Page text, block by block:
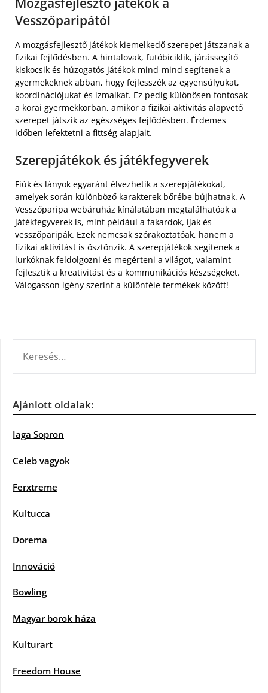
Vesszőparipától
A mozgásfejlesztő játékok kiemelkedő szerepet játszanak a
fizikai fejlődésben. A hintalovak, futóbiciklik, járássegítő
kiskocsik és húzogatós játékok mind-mind segítenek a
gyermekeknek abban, hogy fejlesszék az egyensúlyukat,
koordinációjukat és izmaikat. Ez pedig különösen fontosak
a korai gyermekkorban, amikor a fizikai aktivitás alapvető
szerepet játszik az egészséges fejlődésben. Érdemes
időben lefektetni a fittség alapjait.
Szerepjátékok és játékfegyverek
Fiúk és lányok egyaránt élvezhetik a szerepjátékokat,
amelyek során különböző karakterek bőrébe bújhatnak. A
Vesszőparipa webáruház kínálatában megtalálhatóak a
játékfegyverek is, mint például a fakardok, íjak és
vesszőparipák. Ezek nemcsak szórakoztatóak, hanem a
fizikai aktivitást is ösztönzik. A szerepjátékok segítenek a
lurkóknak feldolgozni és megérteni a világot, valamint
fejlesztik a kreativitást és a kommunikációs készségeket.
Válogasson igény szerint a különféle termékek között!
Ajánlott oldalak:
Iaga Sopron
Celeb vagyok
Ferxtreme
Kultucca
Dorema
Innováció
Bowling
Magyar borok háza
Kulturart
Freedom House